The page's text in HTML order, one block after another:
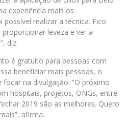
experiência mais os
realizar a técnica. Fico
leveza e ver a
diz.
é gratuito para pessoas com
beneficiar mais pessoas, o
na divulgação. “O próximo
hospitais, projetos, ONGs, entre
2019 são as melhores. Quero
afirma.